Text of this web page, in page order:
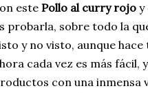
este Pollo al curry rojo y
probarla, sobre todo la
y no visto, aunque
cada vez es más
con una inmensa